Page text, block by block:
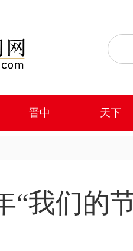
晋中 天下
“我们的